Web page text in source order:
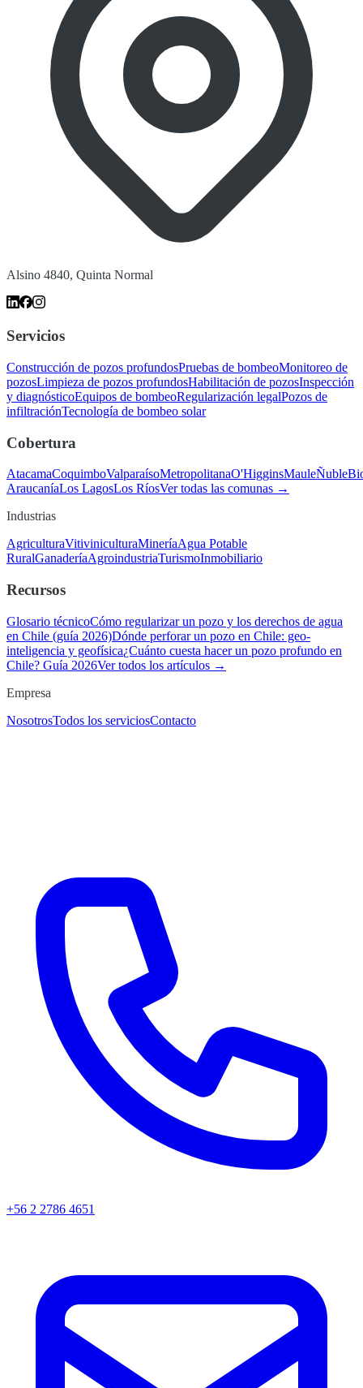
Alsino 4840, Quinta Normal
Servicios
Construcción de pozos profundosPruebas de bombeoMonitoreo de
pozosLimpieza de pozos profundosHabilitación de pozosInspección
y diagnósticoEquipos de bombeoRegularización legalPozos de
infiltraciónTecnología de bombeo solar
Cobertura
AtacamaCoquimboValparaísoMetropolitanaO'HigginsMauleÑuble
AraucaníaLos LagosLos RíosVer todas las comunas →
Industrias
AgriculturaVitiviniculturaMineríaAgua Potable
RuralGanaderíaAgroindustriaTurismoInmobiliario
Recursos
Glosario técnicoCómo regularizar un pozo y los derechos de agua
en Chile (guía 2026)Dónde perforar un pozo en Chile: geo-
inteligencia y geofísica¿Cuánto cuesta hacer un pozo profundo en
Chile? Guía 2026Ver todos los artículos →
Empresa
NosotrosTodos los serviciosContacto
+56 2 2786 4651